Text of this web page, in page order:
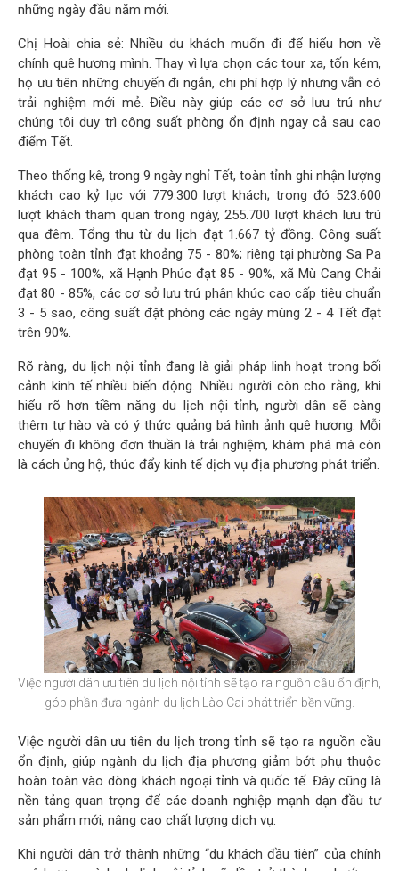
những ngày đầu năm mới.
Chị Hoài chia sẻ: Nhiều du khách muốn đi để hiểu hơn về
chính quê hương mình. Thay vì lựa chọn các tour xa, tốn kém,
họ ưu tiên những chuyến đi ngắn, chi phí hợp lý nhưng vẫn có
trải nghiệm mới mẻ. Điều này giúp các cơ sở lưu trú như
chúng tôi duy trì công suất phòng ổn định ngay cả sau cao
điểm Tết.
Theo thống kê, trong 9 ngày nghỉ Tết, toàn tỉnh ghi nhận lượng
khách cao kỷ lục với 779.300 lượt khách; trong đó 523.600
lượt khách tham quan trong ngày, 255.700 lượt khách lưu trú
qua đêm. Tổng thu từ du lịch đạt 1.667 tỷ đồng. Công suất
phòng toàn tỉnh đạt khoảng 75 - 80%; riêng tại phường Sa Pa
đạt 95 - 100%, xã Hạnh Phúc đạt 85 - 90%, xã Mù Cang Chải
đạt 80 - 85%, các cơ sở lưu trú phân khúc cao cấp tiêu chuẩn
3 - 5 sao, công suất đặt phòng các ngày mùng 2 - 4 Tết đạt
trên 90%.
Rõ ràng, du lịch nội tỉnh đang là giải pháp linh hoạt trong bối
cảnh kinh tế nhiều biến động. Nhiều người còn cho rằng, khi
hiểu rõ hơn tiềm năng du lịch nội tỉnh, người dân sẽ càng
thêm tự hào và có ý thức quảng bá hình ảnh quê hương. Mỗi
chuyến đi không đơn thuần là trải nghiệm, khám phá mà còn
là cách ủng hộ, thúc đẩy kinh tế dịch vụ địa phương phát triển.
Việc người dân ưu tiên du lịch nội tỉnh sẽ tạo ra nguồn cầu ổn định,
góp phần đưa ngành du lịch Lào Cai phát triển bền vững.
Việc người dân ưu tiên du lịch trong tỉnh sẽ tạo ra nguồn cầu
ổn định, giúp ngành du lịch địa phương giảm bớt phụ thuộc
hoàn toàn vào dòng khách ngoại tỉnh và quốc tế. Đây cũng là
nền tảng quan trọng để các doanh nghiệp mạnh dạn đầu tư
sản phẩm mới, nâng cao chất lượng dịch vụ.
Khi người dân trở thành những “du khách đầu tiên” của chính